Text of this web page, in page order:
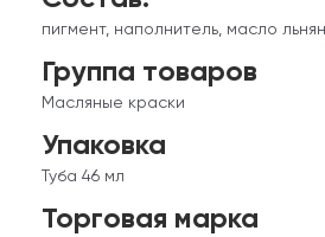
пигмент, наполнитель, масло
Группа товаров
Масляные краски
Упаковка
Туба 46 мл
Торговая марка